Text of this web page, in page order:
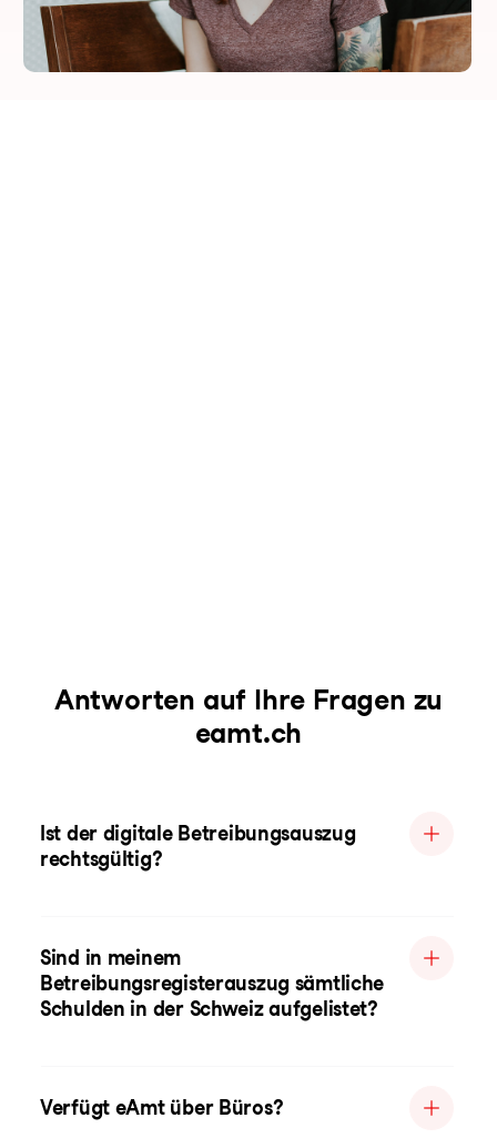
Antworten auf Ihre Fragen zu
eamt.ch
Ist der digitale Betreibungsauszug
rechtsgültig?
Sind in meinem
Betreibungsregisterauszug sämtliche
Schulden in der Schweiz aufgelistet?
Verfügt eAmt über Büros?